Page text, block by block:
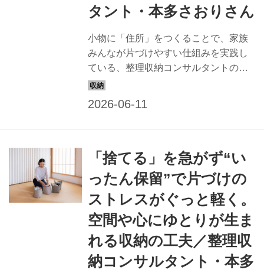
タント・本多さおりさん
小物に「住所」をつくることで、家族
みんなが片づけやすい仕組みを実践し
ている、整理収納コンサルタントの本
多さおりさん。浅い引き出し収納やボ
「捨てる」を急がず“い
ったん保留”で片づけの
ストレスがぐっと軽く。
空間や心にゆとりが生ま
れる収納の工夫／整理収
納コンサルタント・本多